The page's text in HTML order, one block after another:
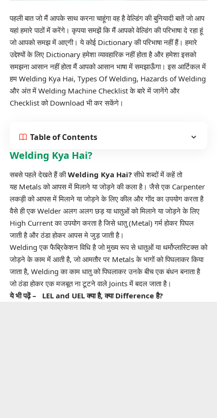
पहली बात जो मैं आपके साथ करना चाहूंगा वह है वेल्डिंग की बुनियादी बातें जो आप
यहां हमारे पाठों में करेंगे। कृपया समझें कि मैं आपको वेल्डिंग की परिभाषा दे रहा हूं
जो आपको समझ में आएगी। ये कोई Dictionary की परिभाषा नहीं हैं। हमारे
उद्देश्यों के लिए Dictionary हमेशा व्यावहारिक नहीं होता है और हमेशा इसको
समझना आसान नहीं होता मैं आपको आसान भाषा में समझाऊँगा। इस आर्टिकल में
हम Welding Kya Hai, Types Of Welding, Hazards of Welding
और अंत में Welding Machine Checklist के बारे में जानेंगे और
Checklist को Download भी कर सकेंगे।
Table of Contents
Welding Kya Hai?
सबसे पहले देखते हैं कीWelding Kya Hai?सीधे शब्दों में कहें तो
यह Metalsको आपस में मिलाने या जोड़ने की कला है। जैसे एक Carpenter
लकड़ी को आपस में मिलाने या जोड़ने के लिए कील और गोंद का उपयोग करता है
वैसे ही एक Welder अलग अलग छड़ या धातुओं को मिलाने या जोड़ने के लिए
High Current का उपयोग करता है जिसे धातु (Metal) गर्म होकर पिघल
जाती है और ठंडा होकर आपस मे जुड़ जाती है।
Welding एक फैब्रिकेशन विधि है जो मुख्य रूप से धातुओं या थर्मोप्लास्टिक्स को
जोड़ने के काम में आती है, जो आमतौर पर Metals के भागों को पिघलाकर किया
जाता है, Welding का काम धातु को पिघलाकर उनके बीच एक बंधन बनाता है
जो ठंडा होकर एक मजबूत ना टूटने वाले Joints में बदल जाता है।
ये भी पढ़ें – LEL and UEL क्या है, क्या Difference है?